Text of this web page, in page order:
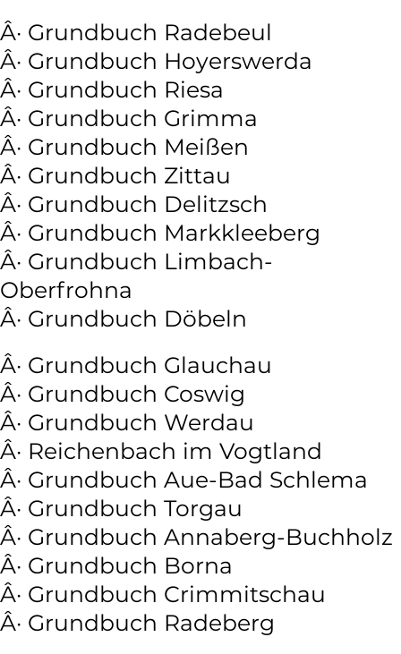
Â· Grundbuch Radebeul
Â· Grundbuch Hoyerswerda
Â· Grundbuch Riesa
Â· Grundbuch Grimma
Â· Grundbuch Meißen
Â· Grundbuch Zittau
Â· Grundbuch Delitzsch
Â· Grundbuch Markkleeberg
Â· Grundbuch Limbach-
Oberfrohna
Â· Grundbuch Döbeln
Â· Grundbuch Glauchau
Â· Grundbuch Coswig
Â· Grundbuch Werdau
Â· Reichenbach im Vogtland
Â· Grundbuch Aue-Bad Schlema
Â· Grundbuch Torgau
Â· Grundbuch Annaberg-Buchholz
Â· Grundbuch Borna
Â· Grundbuch Crimmitschau
Â· Grundbuch Radeberg